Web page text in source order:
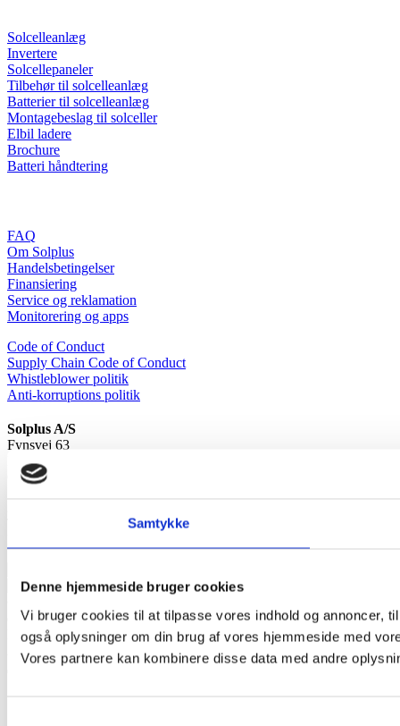
Samtykke
Denne hjemmeside bruger cookies
Vi bruger cookies til at tilpasse vores indhold og annoncer,
også oplysninger om din brug af vores hjemmeside med
Vores partnere kan kombinere disse data med andre
Solcelleanlæg
Invertere
Solcellepaneler
Tilbehør til solcelleanlæg
Batterier til solcelleanlæg
Montagebeslag til solceller
Elbil ladere
Brochure
Batteri håndtering
FAQ
Om Solplus
Handelsbetingelser
Finansiering
Service og reklamation
Monitorering og apps
Code of Conduct
Supply Chain Code of Conduct
Whistleblower politik
Anti-korruptions politik
Solplus A/S
Fynsvej 63
DK-5500 Middelfart
CVR: 39905205
Date().getFullYear()))Ophavsretten til indholdet tilhører Solplus
A/S, og må ikke kopieres til kommercielt brug.